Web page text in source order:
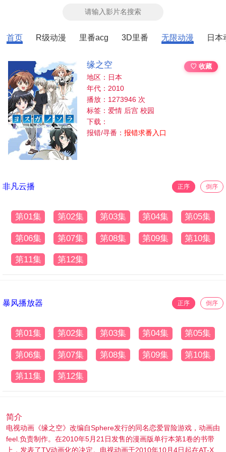
首页 R级动漫 里番acg 3D里番 无限动漫 日本
缘之空
♡ 收藏
地区：日本
年代：2010
播放：1273946 次
标签：爱情 后宫 校园
下载：
报错/寻番：报错求番入口
非凡云播 正序 倒序
第01集 第02集 第03集 第04集 第05集
第06集 第07集 第08集 第09集 第10集
第11集 第12集
暴风播放器 正序 倒序
第01集 第02集 第03集 第04集 第05集
第06集 第07集 第08集 第09集 第10集
第11集 第12集
简介
电视动画《缘之空》改编自Sphere发行的同名恋爱冒险游戏，动画由
feel.负责制作。在2010年5月21日发售的漫画版单行本第1卷的书带
上，发表了TV动画化的决定。电视动画于2010年10月4日起在AT-X